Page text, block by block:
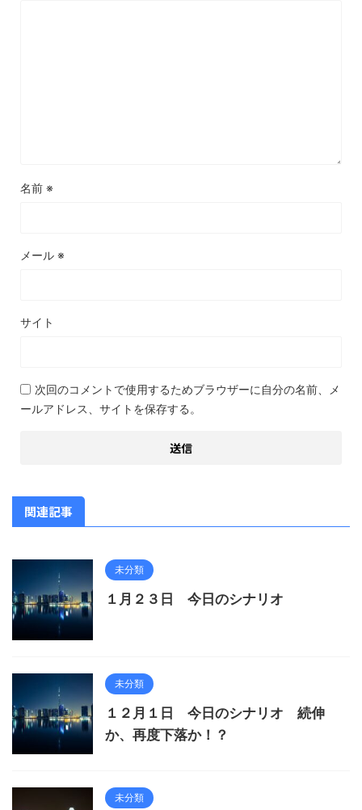
名前 ※
メール ※
サイト
次回のコメントで使用するためブラウザーに自分の名前、メ
ールアドレス、サイトを保存する。
関連記事
未分類
１月２３日 今日のシナリオ
未分類
１２月１日 今日のシナリオ 続伸
か、再度下落か！？
未分類